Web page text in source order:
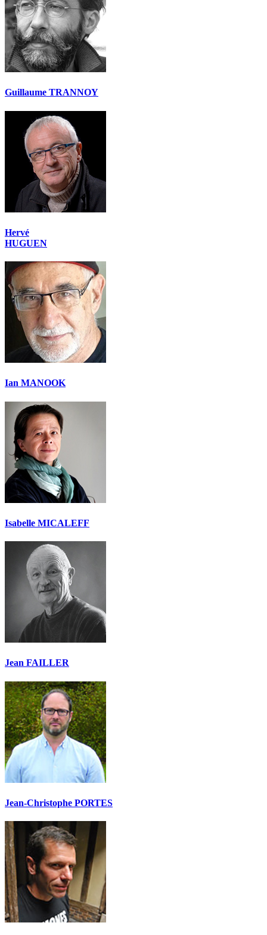
Guillaume TRANNOY
Hervé
HUGUEN
Ian MANOOK
Isabelle MICALEFF
Jean FAILLER
Jean-Christophe PORTES